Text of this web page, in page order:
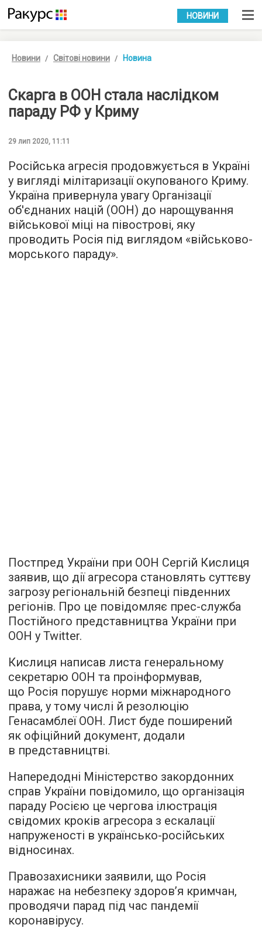
УКР РУС
НОВИНИ
Новини Світові новини Новина
Скарга в ООН стала наслідком
параду РФ у Криму
29 лип 2020, 11:11
Російська агресія продовжується в Україні
у вигляді мілітаризації окупованого Криму.
Україна привернула увагу Організації
об'єднаних націй (ООН) до нарощування
військової міці на півострові, яку
проводить Росія під виглядом «військово-
морського параду».
Постпред України при ООН Сергій Кислиця
заявив, що дії агресора становлять суттєву
загрозу регіональній безпеці південних
регіонів. Про це повідомляє прес-служба
Постійного представництва України при
ООН у Twitter.
Кислиця написав листа генеральному
секретарю ООН та проінформував,
що Росія порушує норми міжнародного
права, у тому числі й резолюцію
Генасамблеї ООН. Лист буде поширений
як офіційний документ, додали
в представництві.
Напередодні Міністерство закордонних
справ України повідомило, що організація
параду Росією це чергова ілюстрація
свідомих кроків агресора з ескалації
напруженості в українсько-російських
відносинах.
Правозахисники заявили, що Росія
наражає на небезпеку здоров’я кримчан,
проводячи парад під час пандемії
коронавірусу.